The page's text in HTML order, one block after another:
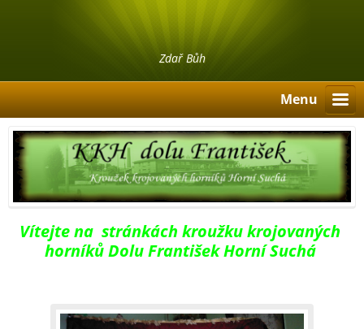
Zdař Bůh
Menu
Vítejte na stránkách kroužku krojovaných
horníků Dolu František Horní Suchá